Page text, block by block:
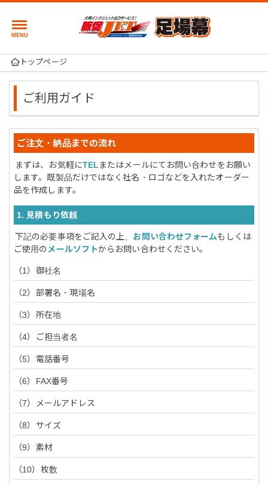
トップページ
ご利用ガイド
ご注文・納品までの流れ
まずは、お気軽にTELまたはメールにてお問い合わせをお願い
します。既製品だけではなく社名・ロゴなどを入れたオーダー
品を作成します。
1. 見積もり依頼
下記の必要事項をご記入の上、 お問い合わせフォームもしくは
ご使用の メールソフトからお問い合わせください。
御社名
部署名・現場名
所在地
ご担当者名
電話番号
FAX番号
メールアドレス
サイズ
素材
枚数